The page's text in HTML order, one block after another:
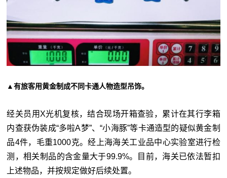
▲有旅客用黄金制成不同卡通人物造型吊饰。
经关员用X光机复核，结合现场开箱查验，累计在其行李箱
内查获伪装成“多啦A梦”、“小海豚”等卡通造型的疑似黄金制
品4件，毛重1000克。经上海海关工业品中心实验室进行检
测，相关制品的含金量大于99.9%。目前，海关已依法暂扣
上述物品，并按规定做好后续处置。